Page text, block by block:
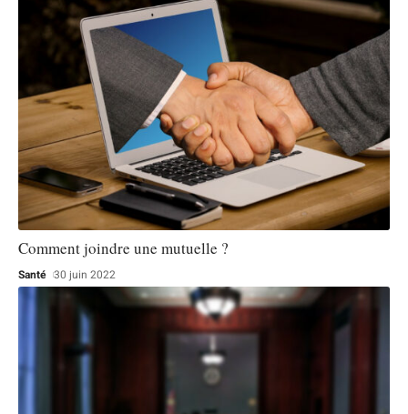
Comment joindre une mutuelle ?
Santé 30 juin 2022